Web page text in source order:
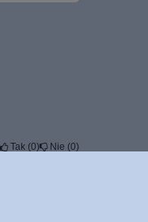
Tak 0 Nie 0